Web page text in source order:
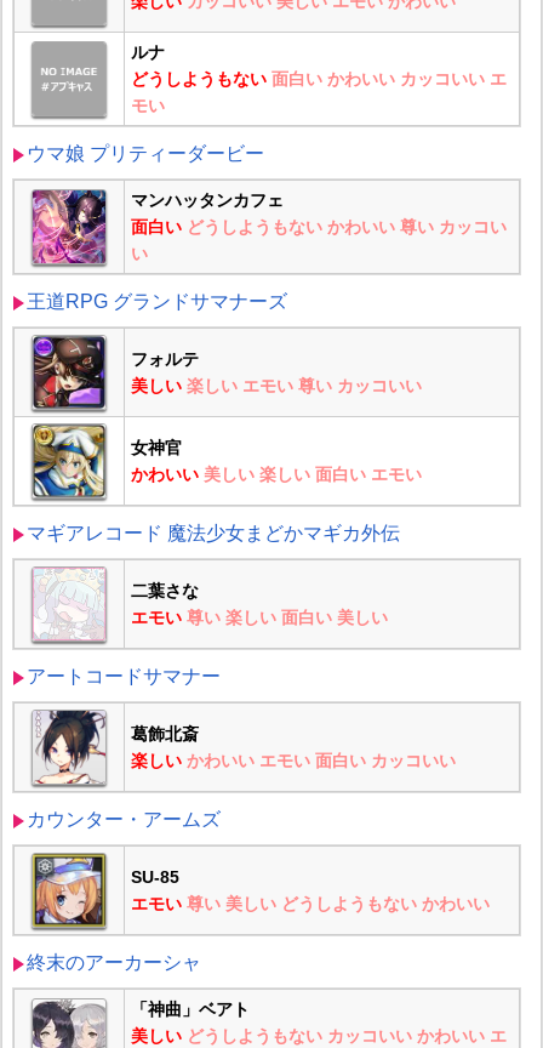
ルナ
どうしようもない 面白い かわいい カッコいい エ
モい
ウマ娘 プリティーダービー
マンハッタンカフェ
面白い どうしようもない かわいい 尊い カッコい
い
王道RPG グランドサマナーズ
フォルテ
美しい 楽しい エモい 尊い カッコいい
女神官
かわいい 美しい 楽しい 面白い エモい
マギアレコード 魔法少女まどかマギカ外伝
二葉さな
エモい 尊い 楽しい 面白い 美しい
アートコードサマナー
葛飾北斎
楽しい かわいい エモい 面白い カッコいい
カウンター・アームズ
SU-85
エモい 尊い 美しい どうしようもない かわいい
終末のアーカーシャ
「神曲」ベアト
美しい どうしようもない カッコいい かわいい エ